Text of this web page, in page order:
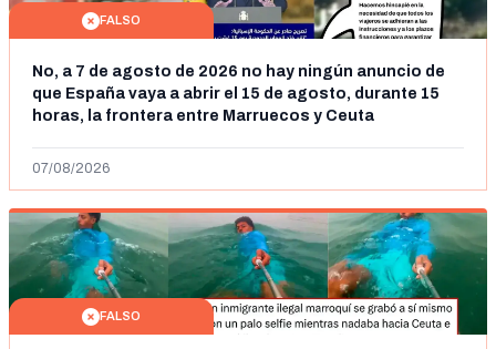
FALSO
No, a 7 de agosto de 2026 no hay ningún anuncio de
que España vaya a abrir el 15 de agosto, durante 15
horas, la frontera entre Marruecos y Ceuta
07/08/2026
FALSO